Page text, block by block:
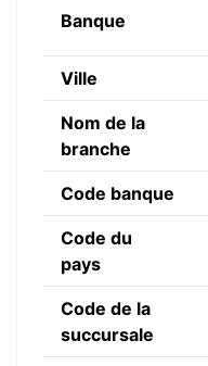
Banque
Ville
Nom de la
branche
Code banque
Code du
pays
Code de la
succursale